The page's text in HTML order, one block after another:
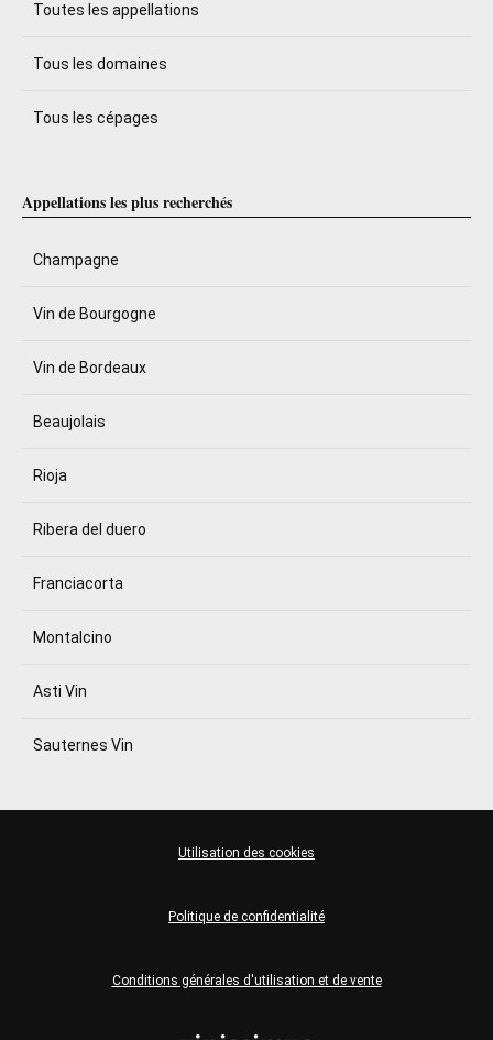
Toutes les appellations
Tous les domaines
Tous les cépages
Appellations les plus recherchés
Champagne
Vin de Bourgogne
Vin de Bordeaux
Beaujolais
Rioja
Ribera del duero
Franciacorta
Montalcino
Asti Vin
Sauternes Vin
Conditions générales d'utilisation et de vente
Politique de confidentialité
Utilisation des cookies